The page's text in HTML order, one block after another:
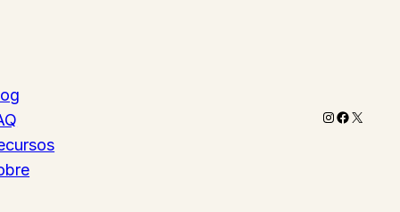
Instagram
X